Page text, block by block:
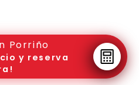
Porriño
y reserva